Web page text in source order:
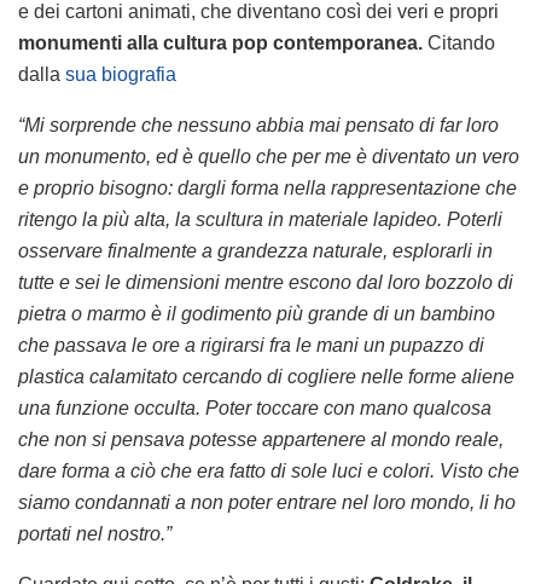
e dei cartoni animati, che diventano così dei veri e propri
monumenti alla cultura pop contemporanea. Citando
dalla sua biografia
“Mi sorprende che nessuno abbia mai pensato di far loro
un monumento, ed è quello che per me è diventato un vero
e proprio bisogno: dargli forma nella rappresentazione che
ritengo la più alta, la scultura in materiale lapideo. Poterli
osservare finalmente a grandezza naturale, esplorarli in
tutte e sei le dimensioni mentre escono dal loro bozzolo di
pietra o marmo è il godimento più grande di un bambino
che passava le ore a rigirarsi fra le mani un pupazzo di
plastica calamitato cercando di cogliere nelle forme aliene
una funzione occulta. Poter toccare con mano qualcosa
che non si pensava potesse appartenere al mondo reale,
dare forma a ciò che era fatto di sole luci e colori. Visto che
siamo condannati a non poter entrare nel loro mondo, li ho
portati nel nostro.”